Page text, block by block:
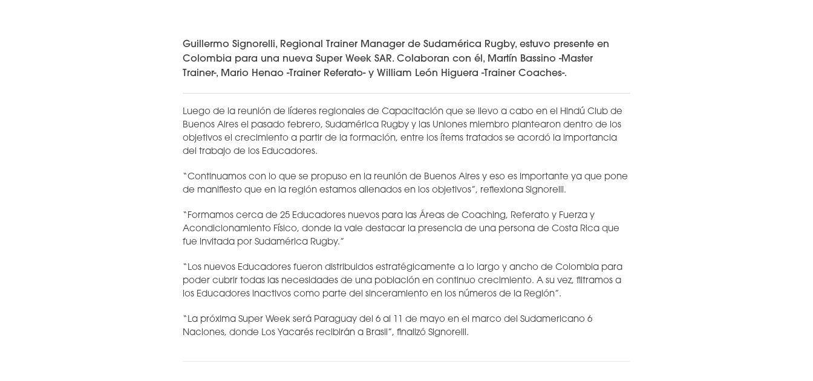
Guillermo Signorelli, Regional Trainer Manager de Sudamérica Rugby, estuvo presente en
Colombia para una nueva Super Week SAR. Colaboran con él, Martín Bassino -Master
Trainer-, Mario Henao -Trainer Referato- y William León Higuera -Trainer Coaches-.
Luego de la reunión de líderes regionales de Capacitación que se llevo a cabo en el Hindú Club de
Buenos Aires el pasado febrero, Sudamérica Rugby y las Uniones miembro plantearon dentro de los
objetivos el crecimiento a partir de la formación, entre los ítems tratados se acordó la importancia
del trabajo de los Educadores.
“Continuamos con lo que se propuso en la reunión de Buenos Aires y eso es importante ya que pone
de manifiesto que en la región estamos alienados en los objetivos”, reflexiona Signorelli.
“Formamos cerca de 25 Educadores nuevos para las Áreas de Coaching, Referato y Fuerza y
Acondicionamiento Físico, donde la vale destacar la presencia de una persona de Costa Rica que
fue invitada por Sudamérica Rugby.”
“Los nuevos Educadores fueron distribuidos estratégicamente a lo largo y ancho de Colombia para
poder cubrir todas las necesidades de una población en continuo crecimiento. A su vez, filtramos a
los Educadores inactivos como parte del sinceramiento en los números de la Región”.
“La próxima Super Week será Paraguay del 6 al 11 de mayo en el marco del Sudamericano 6
Naciones, donde Los Yacarés recibirán a Brasil”, finalizó Signorelli.